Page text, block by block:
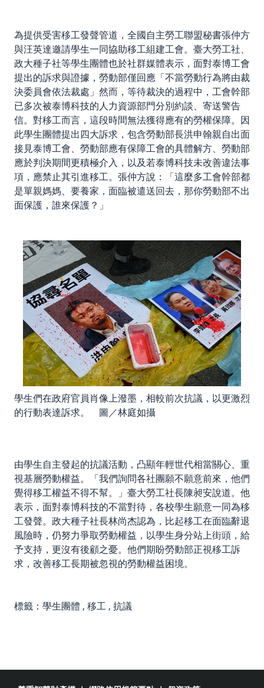
為提供受害移工發聲管道，全國自主勞工聯盟秘書張仲方
與汪英達邀請學生一同協助移工組建工會。臺大勞工社、
政大種子社等學生團體也於社群媒體表示，面對泰博工會
提出的訴求與證據，勞動部僅回應「不當勞動行為將由裁
決委員會依法裁處」然而，等待裁決的過程中，工會幹部
已多次被泰博科技的人力資源部門分別約談、寄送警告
信。對移工而言，這段時間無法獲得應有的勞權保障。因
此學生團體提出四大訴求，包含勞動部長洪申翰親自出面
接見泰博工會、勞動部應有保障工會的具體解方、勞動部
應於判決期間更積極介入，以及若泰博科技未改善違法事
項，應禁止其引進移工。張仲方說：「這麼多工會幹部都
是單親媽媽、要養家，面臨被遣送回去，那你勞動部不出
面保護，誰來保護？」
學生們在政府官員肖像上潑墨，相較前次抗議，以更激烈
的行動表達訴求。 圖／林庭如攝
由學生自主發起的抗議活動，凸顯年輕世代相當關心、重
視基層勞動權益。「我們詢問各社團願不願意前來，他們
覺得移工權益不得不幫。」臺大勞工社長陳昶安說道。他
表示，面對泰博科技的不當對待，各校學生願意一同為移
工發聲。政大種子社長林尚杰認為，比起移工在面臨辭退
風險時，仍努力爭取勞動權益，以學生身分站上街頭，給
予支持，更沒有後顧之憂。他們期盼勞動部正視移工訴
求，改善移工長期被忽視的勞動權益困境。
標籤： 學生團體 , 移工 , 抗議